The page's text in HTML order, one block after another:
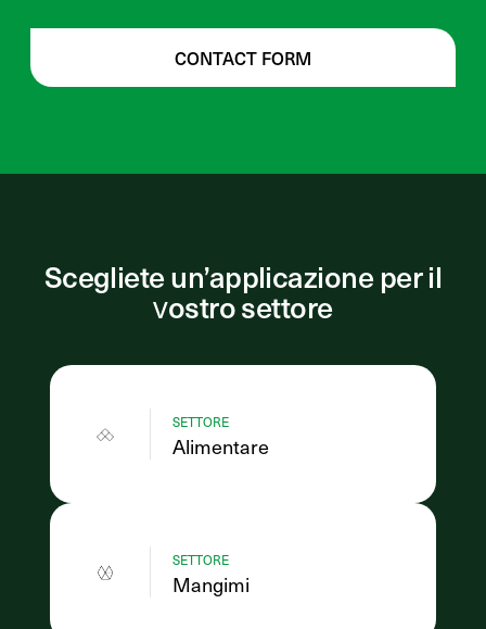
CONTACT FORM
Scegliete un’applicazione per il
vostro settore
SETTORE
Alimentare
SETTORE
Mangimi